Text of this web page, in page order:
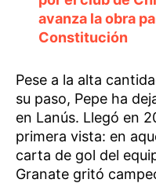
avanza la obra
Constitución
Pese a la alta
su paso, Pepe ha
en Lanús. Llegó en
primera vista: en
carta de gol del
Granate gritó